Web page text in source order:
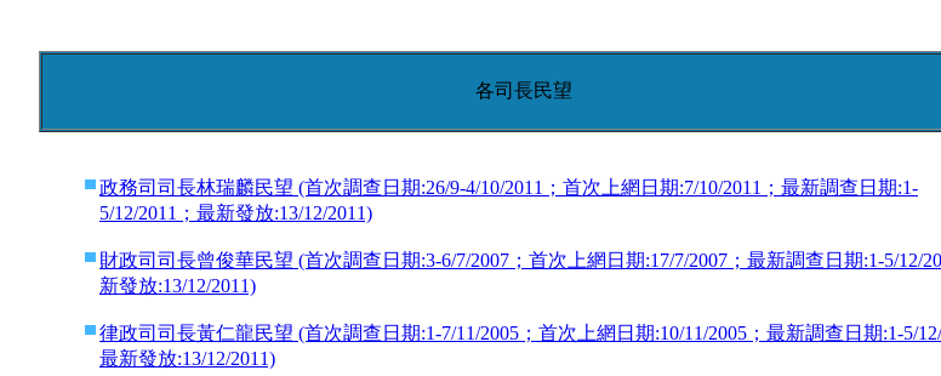
各司長民望
政務司司長林瑞麟民望 (首次調查日期:26/9-4/10/2011；首次上網日期:7/10/2011；最新調查日期:1-
5/12/2011；最新發放:13/12/2011)
財政司司長曾俊華民望 (首次調查日期:3-6/7/2007；首次上網日期:17/7/2007；最新調查日期:1-5/12/
新發放:13/12/2011)
律政司司長黃仁龍民望 (首次調查日期:1-7/11/2005；首次上網日期:10/11/2005；最新調查日期:1-5/
最新發放:13/12/2011)